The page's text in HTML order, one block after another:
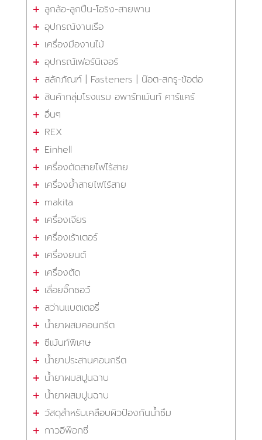
ลูกล้อ-ลูกปืน-โอริง-สายพาน
อุปกรณ์งานเรือ
เครื่องมืองานไม้
อุปกรณ์เฟอร์นิเจอร์
สลักภัณฑ์ | Fasteners | น๊อต-สกรู-ข้อต่อ
สินค้ากลุ่มโรงแรม อพาร์ทเม้นท์ คาร์แคร์
อื่นๆ
REX
Einhell
เครื่องตัดสายไฟไร้สาย
เครื่องย้ำสายไฟไร้สาย
makita
เครื่องเจียร
เครื่องเร้าเตอร์
เครื่องยนต์
เครื่องตัด
เลื่อยจิ๊กซอว์
สว่านแบตเตอรี่
น้ำยาผสมคอนกรีต
ซีเม้นท์พิเศษ
น้ำยาประสานคอนกรีต
น้ำยาผมสปูนฉาบ
น้ำยาผสมปูนฉาบ
วัสดุสำหรับเคลือบผิวป้องกันน้ำซึม
กาวอีพ๊อกซี่